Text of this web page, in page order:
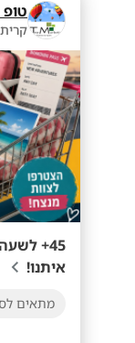
45+
איתנו!
מתאים